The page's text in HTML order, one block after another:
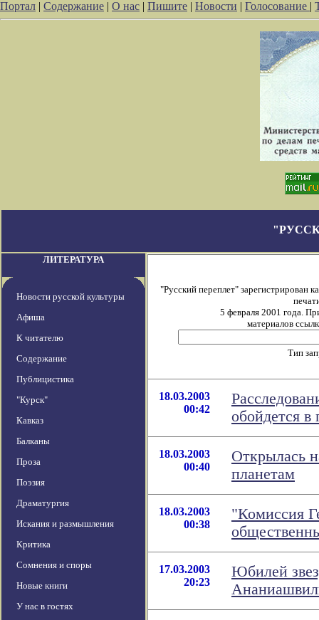
Портал | Содержание | О нас | Пишите | Новости | Голосование |
ЛИТЕРАТУРА
Новости русской культуры
Афиша
К читателю
Содержание
Публицистика
"Курск"
Кавказ
Балканы
Проза
Поэзия
Драматургия
Искания и размышления
Критика
Сомнения и споры
Новые книги
У нас в гостях
"Русский переплет" зарегистрирован
5 февраля 2001 года.
материалов
Тип
18.03.2003
00:42
обойдется в
18.03.2003
00:40
Открылась
планетам
18.03.2003
00:38
"Комиссия
17.03.2003
20:23
Юбилей